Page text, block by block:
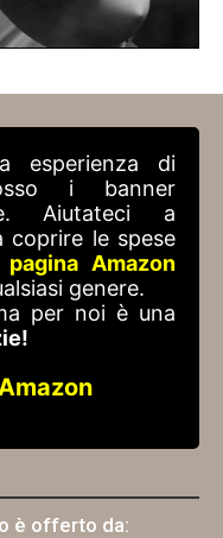
esperienza di
i banner
Aiutateci a
coprire le spese
Amazon
genere.
per noi è una
è offerto da: